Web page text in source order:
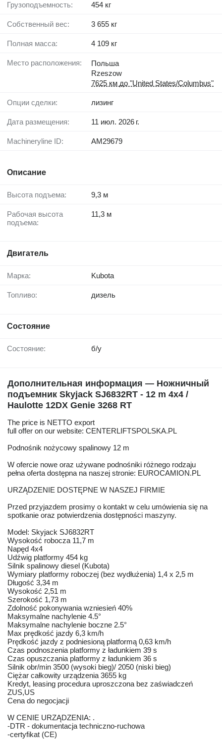
Грузоподъемность: 454 кг
Собственный вес: 3 655 кг
Полная масса: 4 109 кг
Место расположения:
Польша
Rzeszow
7625 км до "United States/Columbus"
Опции сделки: лизинг
Дата размещения: 11 июл. 2026 г.
Machineryline ID: AM29679
Описание
Высота подъема: 9,3 м
Рабочая высота
подъема:
11,3 м
Двигатель
Марка: Kubota
Топливо: дизель
Состояние
Состояние: б/у
Дополнительная информация — Ножничный
подъемник Skyjack SJ6832RT - 12 m 4x4 /
Haulotte 12DX Genie 3268 RT
The price is NETTO export
full offer on our website: CENTERLIFTSPOLSKA.PL
Podnośnik nożycowy spalinowy 12 m
W ofercie nowe oraz używane podnośniki różnego rodzaju
pełna oferta dostępna na naszej stronie: EUROCAMION.PL
URZĄDZENIE DOSTĘPNE W NASZEJ FIRMIE
Przed przyjazdem prosimy o kontakt w celu umówienia się na
spotkanie oraz potwierdzenia dostępności maszyny.
Model: Skyjack SJ6832RT
Wysokość robocza 11,7 m
Napęd 4x4
Udźwig platformy 454 kg
Silnik spalinowy diesel (Kubota)
Wymiary platformy roboczej (bez wydłużenia) 1,4 x 2,5 m
Długość 3,34 m
Wysokość 2,51 m
Szerokość 1,73 m
Zdolność pokonywania wzniesień 40%
Maksymalne nachylenie 4.5°
Maksymalne nachylenie boczne 2.5°
Max prędkość jazdy 6,3 km/h
Prędkość jazdy z podniesioną platformą 0,63 km/h
Czas podnoszenia platformy z ładunkiem 39 s
Czas opuszczania platformy z ładunkiem 36 s
Silnik obr/min 3500 (wysoki bieg)/ 2050 (niski bieg)
Ciężar całkowity urządzenia 3655 kg
Kredyt, leasing procedura uproszczona bez zaświadczeń
ZUS,US
Cena do negocjacji
W CENIE URZĄDZENIA: .
-DTR - dokumentacja techniczno-ruchowa
-certyfikat (CE)